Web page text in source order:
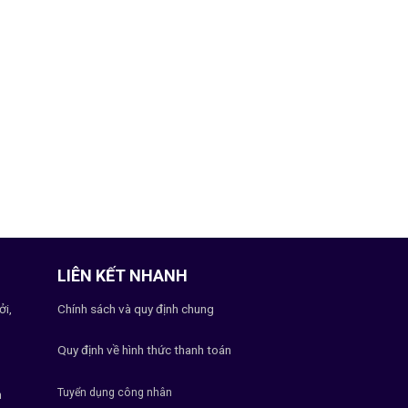
LIÊN KẾT NHANH
Chính sách và quy định chung
Quy định về hình thức thanh toán
Tuyển dụng công nhân